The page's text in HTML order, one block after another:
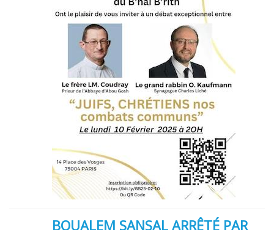
BOUALEM SANSAL ARRÊTÉ PAR